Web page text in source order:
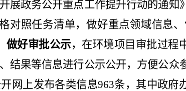
展政务公开重点工作提升行动的通知
对照任务清单， 做好重点领域信息、
做好审批公示， 在环境项目审批过程
结果等信息进行公示公开，方便公众
网上发布各类信息963条，其中政府